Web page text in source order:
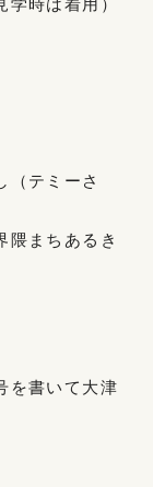
時は着用）
（テミーさ
隈まちあるき
を書いて大津